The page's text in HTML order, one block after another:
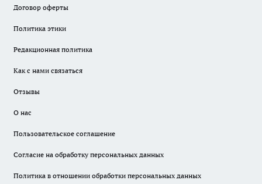
Договор оферты
Политика этики
Редакционная политика
Как с нами связаться
Отзывы
О нас
Пользовательское соглашение
Согласие на обработку персональных данных
Политика в отношении обработки персональных данных